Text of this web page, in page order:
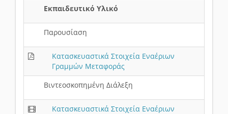
Εκπαιδευτικό Υλικό
Παρουσίαση
Κατασκευαστικά Στοιχεία Εναέριων
Γραμμών Μεταφοράς
Βιντεοσκοπημένη Διάλεξη
Κατασκευαστικά Στοιχεία Εναέριων